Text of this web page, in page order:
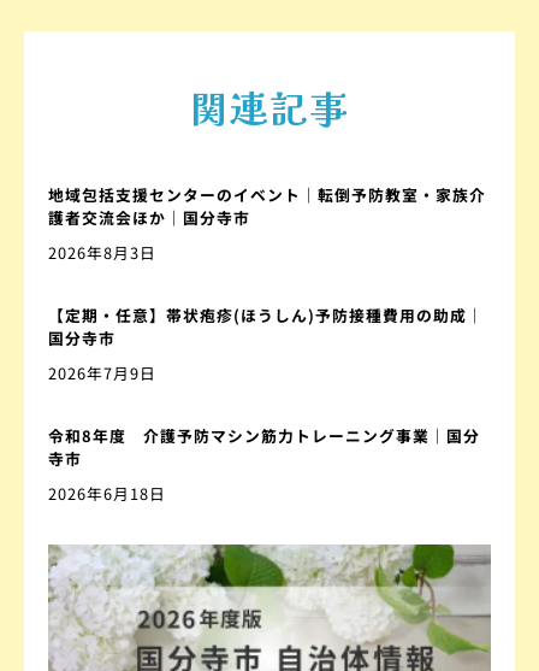
関連記事
地域包括支援センターのイベント｜転倒予防教室・家族介
護者交流会ほか｜国分寺市
2026年8月3日
【定期・任意】帯状疱疹(ほうしん)予防接種費用の助成｜
国分寺市
2026年7月9日
令和8年度 介護予防マシン筋力トレーニング事業｜国分
寺市
2026年6月18日